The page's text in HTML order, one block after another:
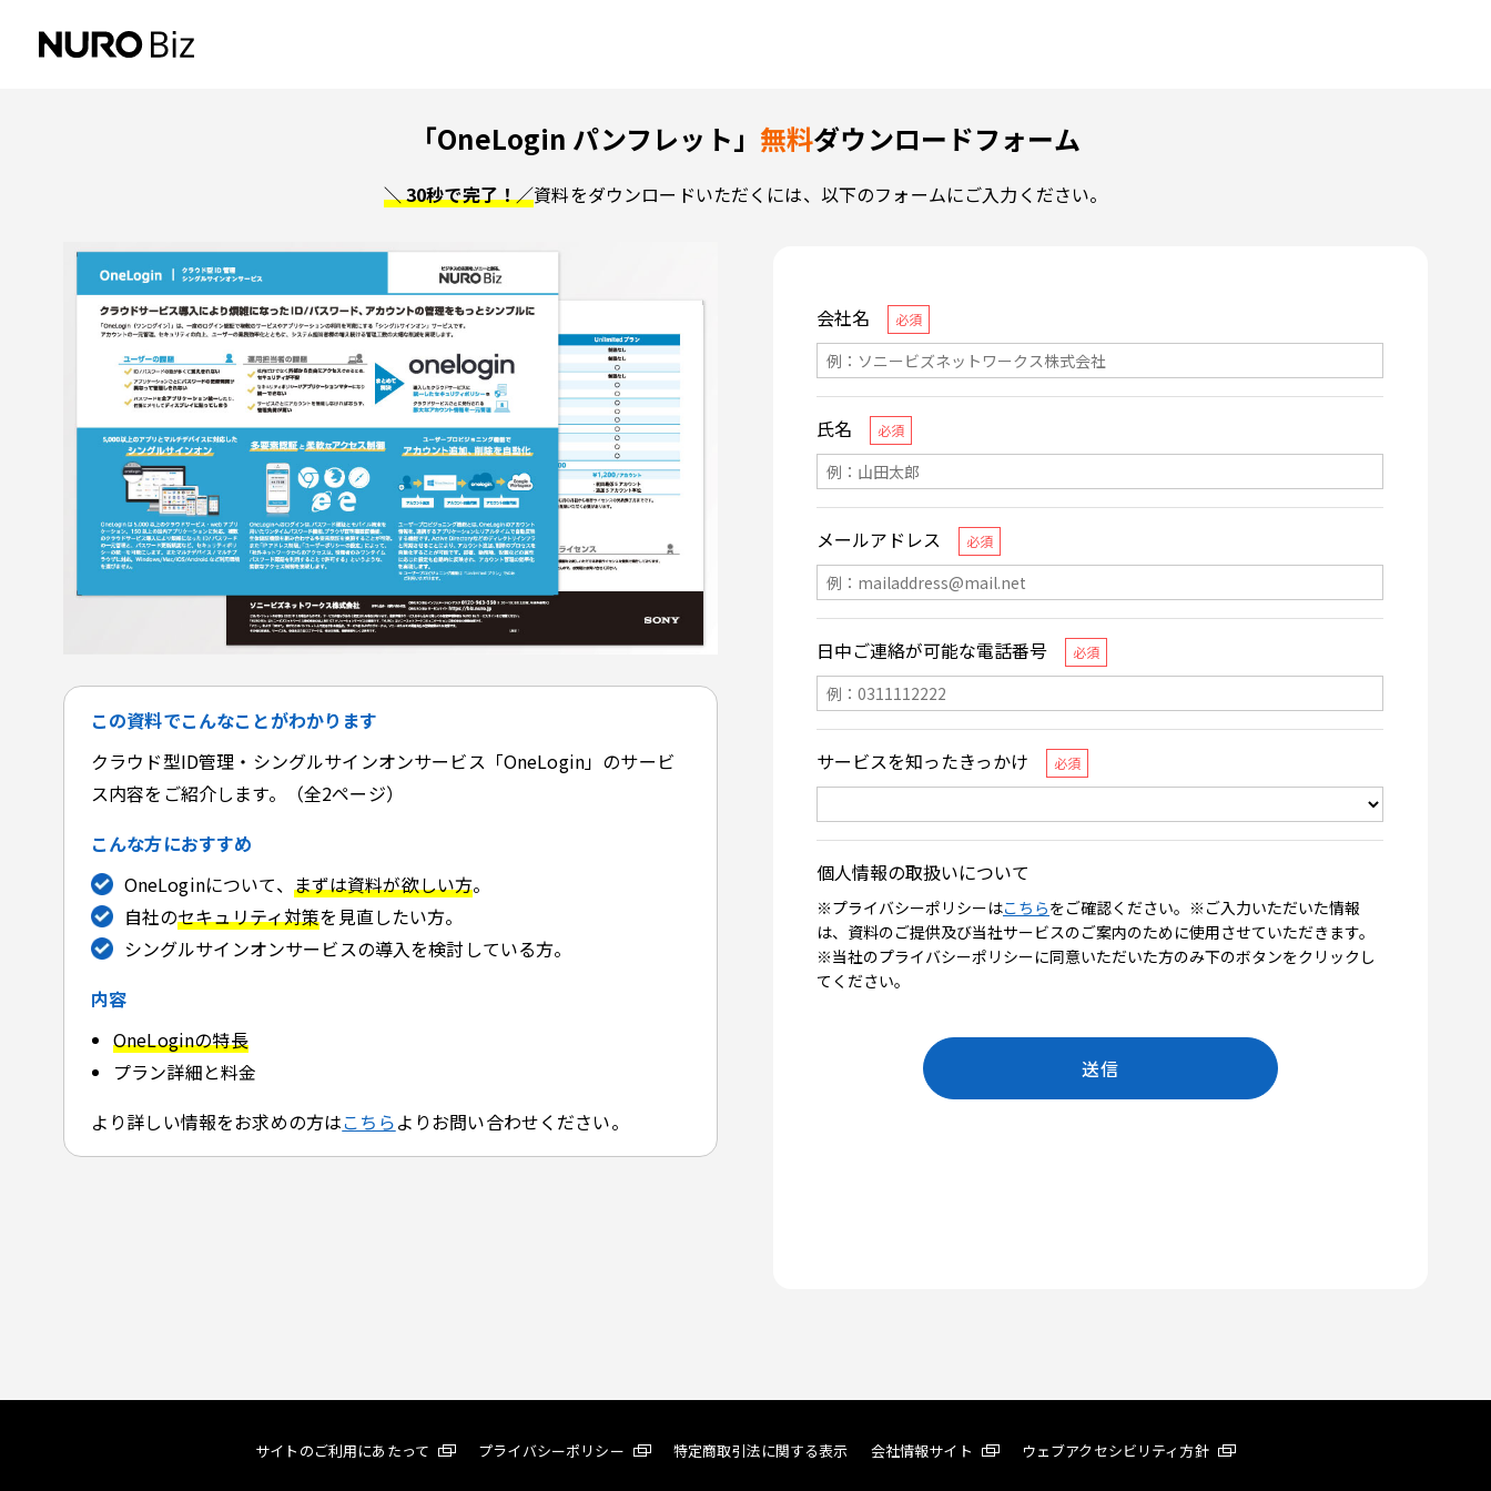
「OneLogin パンフレット」 無料ダウンロードフォーム
＼ 30秒で完了！／資料をダウンロードいただくには、以下のフォームにご入力ください。
この資料でこんなことがわかります
クラウド型ID管理・シングルサインオンサービス「OneLogin」のサービ
ス内容をご紹介します。（全2ページ）
こんな方におすすめ
OneLoginについて、 まずは資料が欲しい方。
自社のセキュリティ対策を見直したい方。
シングルサインオンサービスの導入を検討している方。
内容
OneLoginの特長
プラン詳細と料金
より詳しい情報をお求めの方はこちらよりお問い合わせください。
サイトのご利用にあたって プライバシーポリシー 特定商取引法に関する表示 会社情報サイト ウェブアクセシビリティ方針